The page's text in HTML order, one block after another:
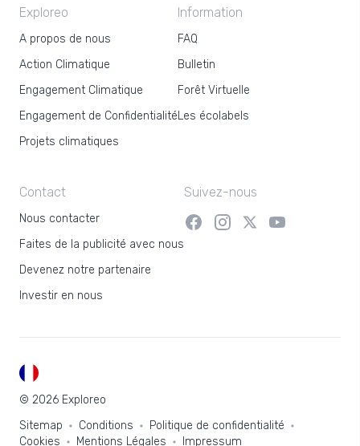
Exploreo
A propos de nous
Action Climatique
Engagement Climatique
Engagement de Confidentialité
Projets climatiques
Information
FAQ
Bulletin
Forêt Virtuelle
Les écolabels
Contact
Nous contacter
Faites de la publicité avec nous
Devenez notre partenaire
Investir en nous
Suivez-nous
© 2026 Exploreo
Sitemap
Conditions
Politique de confidentialité
Cookies
Mentions Légales Impressum